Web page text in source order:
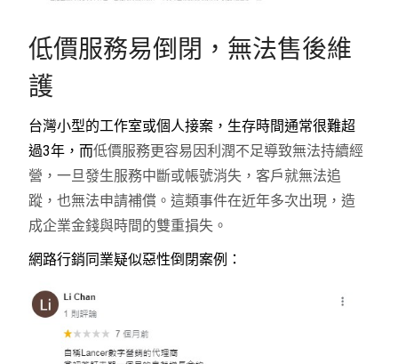
低價服務易倒閉，無法售後維
護
台灣小型的工作室或個人接案，生存時間通常很難超
過3年，而低價服務更容易因利潤不足導致無法持續經
營，一旦發生服務中斷或帳號消失，客戶就無法追
蹤，也無法申請補償。這類事件在近年多次出現，造
成企業金錢與時間的雙重損失。
網路行銷同業疑似惡性倒閉案例：